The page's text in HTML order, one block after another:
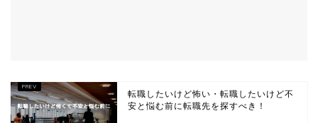
転職したいけど怖い・転職したいけど不
安と悩む前に転職先を探すべき！